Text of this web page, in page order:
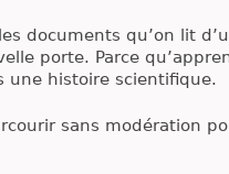
documents qu’on lit
porte. Parce
une histoire scientifique.
sans modération